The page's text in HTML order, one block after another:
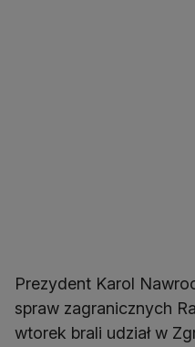
Prezydent Karol
spraw zagranicznych
wtorek brali udział w